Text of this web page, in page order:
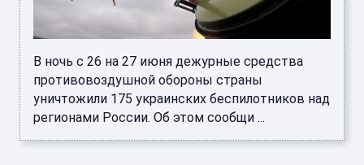
В ночь с 26 на 27 июня дежурные средства
противовоздушной обороны страны
уничтожили 175 украинских беспилотников над
регионами России. Об этом сообщи ...